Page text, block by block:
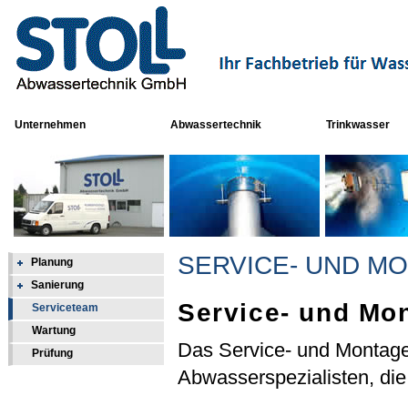
Unternehmen Abwassertechnik Trinkwasser
Planung
Sanierung
Serviceteam
Wartung
Prüfung
SERVICE- UND
Service- und
Das Service- und
Abwasserspezialisten,